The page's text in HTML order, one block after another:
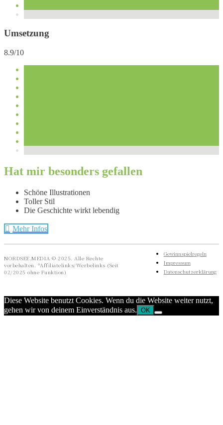
Umsetzung
8.9/10
Hat mir besonders gefallen
Schöne Illustrationen
Toller Stil
Die Geschichte wirkt lebendig
Mehr Infos
NORDSEE.MEDIA © 2025. Alle Rechte
vorbehalten. *Affiliatelinks/Werbelinks (Seit
02/2025 ohne Funktion)
Gewinnspielregeln
Impressum
Datenschutzerklärung
Diese Website benutzt Cookies. Wenn du die Website weiter nutzt,
gehen wir von deinem Einverständnis aus. OK